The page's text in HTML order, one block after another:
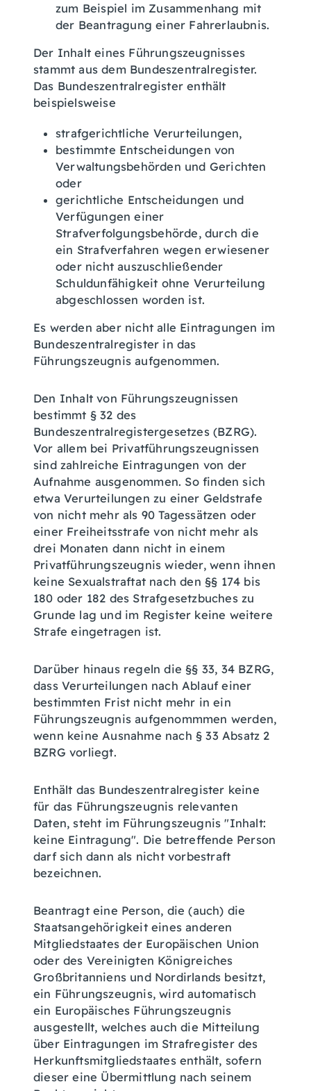
zum Beispiel im Zusammenhang mit
der Beantragung einer Fahrerlaubnis.
Der Inhalt eines Führungszeugnisses
stammt aus dem Bundeszentralregister.
Das Bundeszentralregister enthält
beispielsweise
strafgerichtliche Verurteilungen,
bestimmte Entscheidungen von
Verwaltungsbehörden und Gerichten
oder
gerichtliche Entscheidungen und
Verfügungen einer
Strafverfolgungsbehörde, durch die
ein Strafverfahren wegen erwiesener
oder nicht auszuschließender
Schuldunfähigkeit ohne Verurteilung
abgeschlossen worden ist.
Es werden aber nicht alle Eintragungen im
Bundeszentralregister in das
Führungszeugnis aufgenommen.
Den Inhalt von Führungszeugnissen
bestimmt § 32 des
Bundeszentralregistergesetzes (BZRG).
Vor allem bei Privatführungszeugnissen
sind zahlreiche Eintragungen von der
Aufnahme ausgenommen. So finden sich
etwa Verurteilungen zu einer Geldstrafe
von nicht mehr als 90 Tagessätzen oder
einer Freiheitsstrafe von nicht mehr als
drei Monaten dann nicht in einem
Privatführungszeugnis wieder, wenn ihnen
keine Sexualstraftat nach den §§ 174 bis
180 oder 182 des Strafgesetzbuches zu
Grunde lag und im Register keine weitere
Strafe eingetragen ist.
Darüber hinaus regeln die §§ 33, 34 BZRG,
dass Verurteilungen nach Ablauf einer
bestimmten Frist nicht mehr in ein
Führungszeugnis aufgenommmen werden,
wenn keine Ausnahme nach § 33 Absatz 2
BZRG vorliegt.
Enthält das Bundeszentralregister keine
für das Führungszeugnis relevanten
Daten, steht im Führungszeugnis "Inhalt:
keine Eintragung". Die betreffende Person
darf sich dann als nicht vorbestraft
bezeichnen.
Beantragt eine Person, die (auch) die
Staatsangehörigkeit eines anderen
Mitgliedstaates der Europäischen Union
oder des Vereinigten Königreiches
Großbritanniens und Nordirlands besitzt,
ein Führungszeugnis, wird automatisch
ein Europäisches Führungszeugnis
ausgestellt, welches auch die Mitteilung
über Eintragungen im Strafregister des
Herkunftsmitgliedstaates enthält, sofern
dieser eine Übermittlung nach seinem